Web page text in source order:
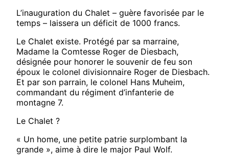
L’inauguration du Chalet – guère favorisée par le
temps – laissera un déficit de 1000 francs.
Le Chalet existe. Protégé par sa marraine,
Madame la Comtesse Roger de Diesbach,
désignée pour honorer le souvenir de feu son
époux le colonel divisionnaire Roger de Diesbach.
Et par son parrain, le colonel Hans Muheim,
commandant du régiment d’infanterie de
montagne 7.
Le Chalet ?
« Un home, une petite patrie surplombant la
grande », aime à dire le major Paul Wolf.